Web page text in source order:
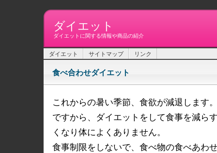
ダイエット
ダイエットに関する情報や商品の紹介
ダイエット サイトマップ リンク
食べ合わせダイエット
これからの暑い季節、食欲が減退します
ですから、ダイエットをして食事を減ら
くなり体によくありません。
食事制限をしないで、食べ物の食べあわ